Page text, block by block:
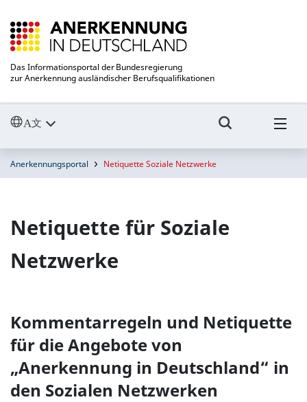
Das Informationsportal der Bundesregierung
zur Anerkennung ausländischer Berufsqualifikationen
Anerkennungsportal Netiquette Soziale Netzwerke
Netiquette für Soziale
Netzwerke
Kommentarregeln und Netiquette
für die Angebote von
„Anerkennung in Deutschland“ in
den Sozialen Netzwerken